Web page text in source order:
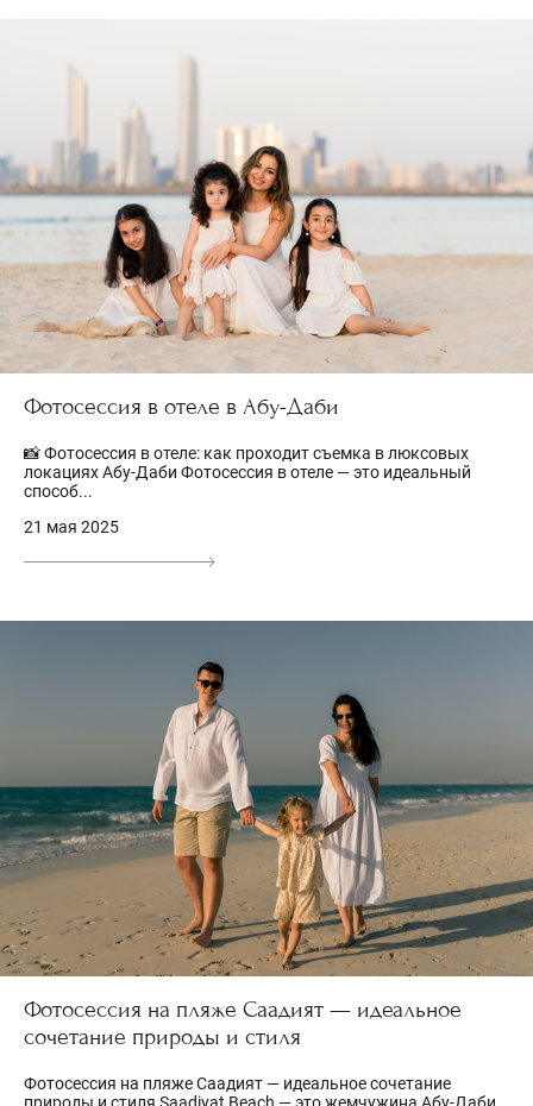
Фотосессия в отеле в Абу-Даби
📸 Фотосессия в отеле: как проходит съемка в люксовых
локациях Абу-Даби Фотосессия в отеле — это идеальный
способ...
21 мая 2025
Фотосессия на пляже Саадият — идеальное
сочетание природы и стиля
Фотосессия на пляже Саадият — идеальное сочетание
природы и стиля Saadiyat Beach — это жемчужина Абу-Даби,